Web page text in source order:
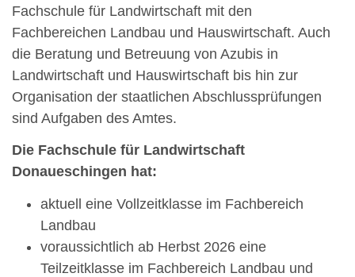
Fachschule für Landwirtschaft mit den
Fachbereichen Landbau und Hauswirtschaft. Auch
die Beratung und Betreuung von Azubis in
Landwirtschaft und Hauswirtschaft bis hin zur
Organisation der staatlichen Abschlussprüfungen
sind Aufgaben des Amtes.
Die Fachschule für Landwirtschaft
Donaueschingen hat:
aktuell eine Vollzeitklasse im Fachbereich
Landbau
voraussichtlich ab Herbst 2026 eine
Teilzeitklasse im Fachbereich Landbau und